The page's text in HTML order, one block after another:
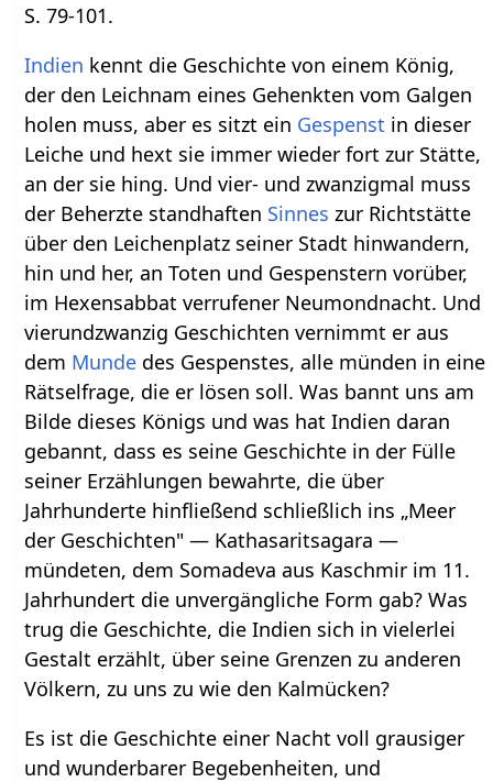
S. 79-101.
Indien kennt die Geschichte von einem König,
der den Leichnam eines Gehenkten vom Galgen
holen muss, aber es sitzt ein Gespenst in dieser
Leiche und hext sie immer wieder fort zur Stätte,
an der sie hing. Und vier- und zwanzigmal muss
der Beherzte standhaften Sinnes zur Richtstätte
über den Leichenplatz seiner Stadt hinwandern,
hin und her, an Toten und Gespenstern vorüber,
im Hexensabbat verrufener Neumondnacht. Und
vierundzwanzig Geschichten vernimmt er aus
dem Munde des Gespenstes, alle münden in eine
Rätselfrage, die er lösen soll. Was bannt uns am
Bilde dieses Königs und was hat Indien daran
gebannt, dass es seine Geschichte in der Fülle
seiner Erzählungen bewahrte, die über
Jahrhunderte hinfließend schließlich ins „Meer
der Geschichten" — Kathasaritsagara —
mündeten, dem Somadeva aus Kaschmir im 11.
Jahrhundert die unvergängliche Form gab? Was
trug die Geschichte, die Indien sich in vielerlei
Gestalt erzählt, über seine Grenzen zu anderen
Völkern, zu uns zu wie den Kalmücken?
Es ist die Geschichte einer Nacht voll grausiger
und wunderbarer Begebenheiten, und